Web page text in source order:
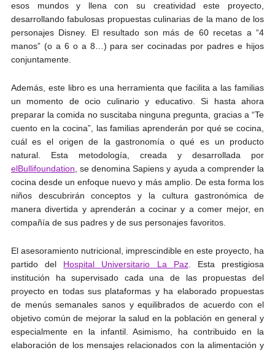
esos mundos y llena con su creatividad este proyecto,
desarrollando fabulosas propuestas culinarias de la mano de los
personajes Disney. El resultado son más de 60 recetas a “4
manos” (o a 6 o a 8…) para ser cocinadas por padres e hijos
conjuntamente.
Además, este libro es una herramienta que facilita a las familias
un momento de ocio culinario y educativo. Si hasta ahora
preparar la comida no suscitaba ninguna pregunta, gracias a “Te
cuento en la cocina”, las familias aprenderán por qué se cocina,
cuál es el origen de la gastronomía o qué es un producto
natural. Esta metodología, creada y desarrollada por
elBullifoundation , se denomina Sapiens y ayuda a comprender la
cocina desde un enfoque nuevo y más amplio. De esta forma los
niños descubrirán conceptos y la cultura gastronómica de
manera divertida y aprenderán a cocinar y a comer mejor, en
compañía de sus padres y de sus personajes favoritos.
El asesoramiento nutricional, imprescindible en este proyecto, ha
partido del Hospital Universitario La Paz. Esta prestigiosa
institución ha supervisado cada una de las propuestas del
proyecto en todas sus plataformas y ha elaborado propuestas
de menús semanales sanos y equilibrados de acuerdo con el
objetivo común de mejorar la salud en la población en general y
especialmente en la infantil. Asimismo, ha contribuido en la
elaboración de los mensajes relacionados con la alimentación y